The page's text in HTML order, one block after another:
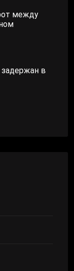
между
в